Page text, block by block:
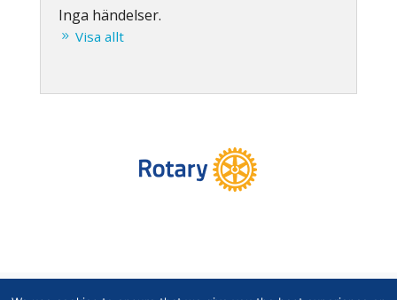
Inga händelser.
Visa allt